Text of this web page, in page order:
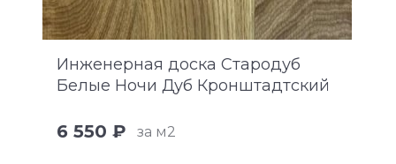
Инженерная доска Стародуб
Белые Ночи Дуб Кронштадтский
6 550 ₽ за м2